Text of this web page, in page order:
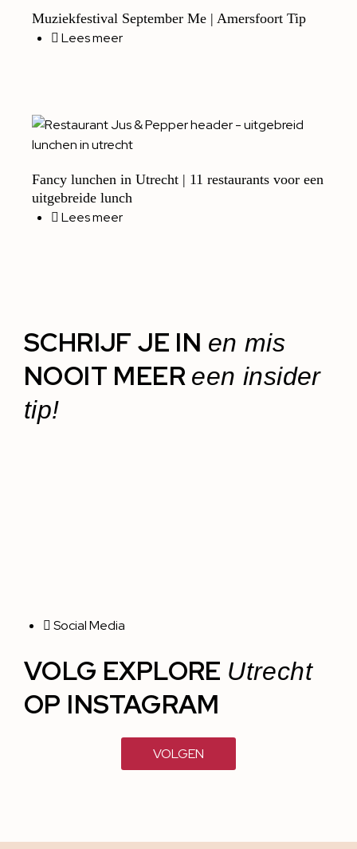
Muziekfestival September Me | Amersfoort Tip
Lees meer
Fancy lunchen in Utrecht | 11 restaurants voor een
uitgebreide lunch
Lees meer
SCHRIJF JE IN en mis
NOOIT MEER een insider
tip!
Social Media
VOLG EXPLORE Utrecht
OP INSTAGRAM
VOLGEN